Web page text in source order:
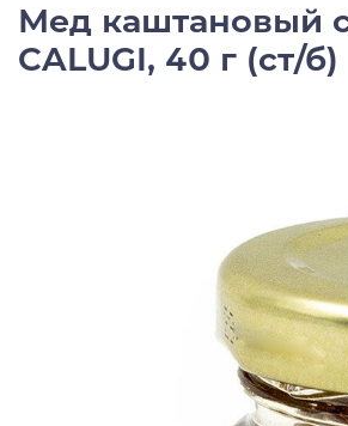
Мед каштановый
CALUGI, 40 г (ст/б)